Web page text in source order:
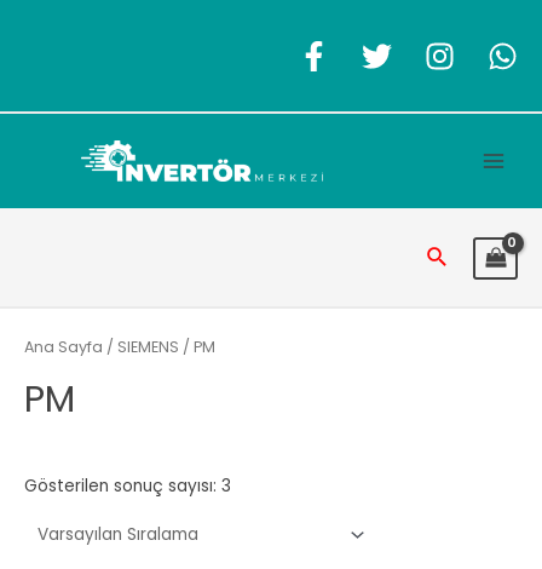
Arama
Ana Sayfa / SIEMENS / PM
PM
Gösterilen sonuç sayısı: 3